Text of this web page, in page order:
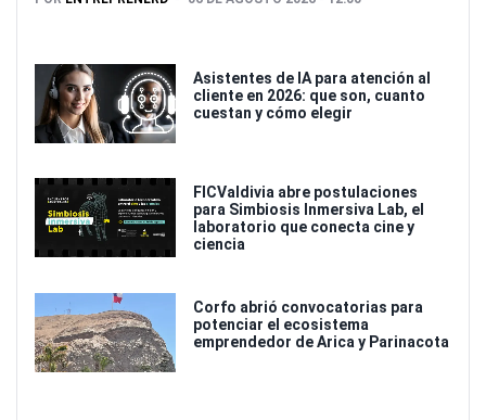
Asistentes de IA para atención al
cliente en 2026: que son, cuanto
cuestan y cómo elegir
FICValdivia abre postulaciones
para Simbiosis Inmersiva Lab, el
laboratorio que conecta cine y
ciencia
Corfo abrió convocatorias para
potenciar el ecosistema
emprendedor de Arica y Parinacota